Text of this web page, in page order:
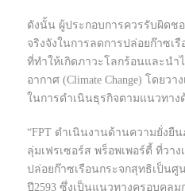
ดังนั้น ผู้ประกอบการควรรับผิดช
จริงจังในการลดการปล่อยก๊าซเ
ที่ทำให้เกิดภาวะโลกร้อนและนำ
อากาศ (Climate Change) โดยว
ในการดำเนินธุรกิจตามแนวทาง
“FPT ดำเนินงานด้านความยั่งยื
ลุ่มเฟรเซอร์ส พร็อพเพอร์ตี้ ที่วา
ปล่อยก๊าซเรือนกระจกสุทธิเป็นศูน
ปี2593 ซึ่งเป็นแนวทางครอบคลุ